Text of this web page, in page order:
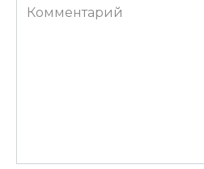
Комментарий